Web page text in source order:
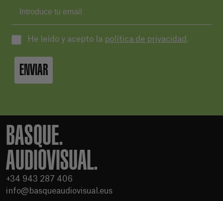
He leído y acepto la política de privacidad .
ENVIAR
BASQUE.
AUDIOVISUAL.
+34 943 287 406
info@basqueaudiovisual.eus